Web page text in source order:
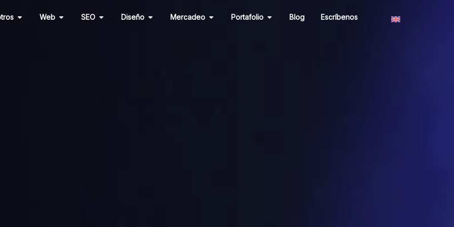
Abrir Nosotros
Web Abrir Web
SEO Abrir SEO
Diseño Abrir Diseño
Mercadeo Abrir Mercadeo
Portafolio Abrir Portafolio
Blog Escríbenos